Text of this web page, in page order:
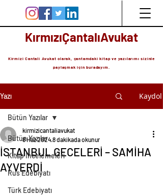
KırmızıÇantalıAvukat
Kirmizi Cantali Avukat olarak, çantamdaki kitap ve yazılarımı sizinle
paylaşmak için buradayım.
Yazı Kaydol
Bütün Yazılar
Kitap İncelemeleri
Rus Edebiyatı
Türk Edebiyatı
Bütün Yazılar
İSTANBUL GECELERİ – SAMİHA
AYVERDİ
kirmizicantaliavukat
8 Haz 20248 dakikada okunur